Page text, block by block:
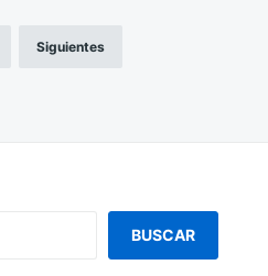
Siguientes
BUSCAR